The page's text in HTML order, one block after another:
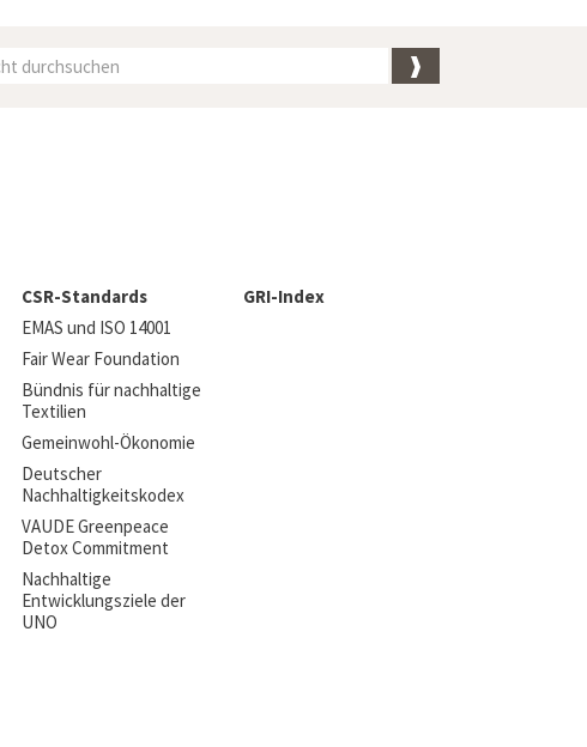
CSR-Standards
EMAS und ISO 14001
Fair Wear Foundation
Bündnis für nachhaltige
Textilien
Gemeinwohl-Ökonomie
Deutscher
Nachhaltigkeitskodex
VAUDE Greenpeace
Detox Commitment
Nachhaltige
Entwicklungsziele der
UNO
GRI-Index